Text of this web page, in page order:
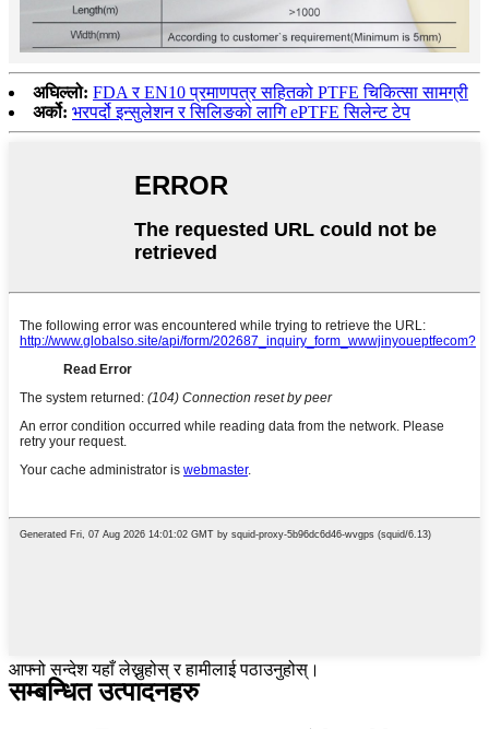
अघिल्लो: FDA र EN10 प्रमाणपत्र सहितको PTFE चिकित्सा सामग्री
अर्को: भरपर्दो इन्सुलेशन र सिलिङको लागि ePTFE सिलेन्ट टेप
आफ्नो सन्देश यहाँ लेख्नुहोस् र हामीलाई पठाउनुहोस्।
सम्बन्धित उत्पादनहरु